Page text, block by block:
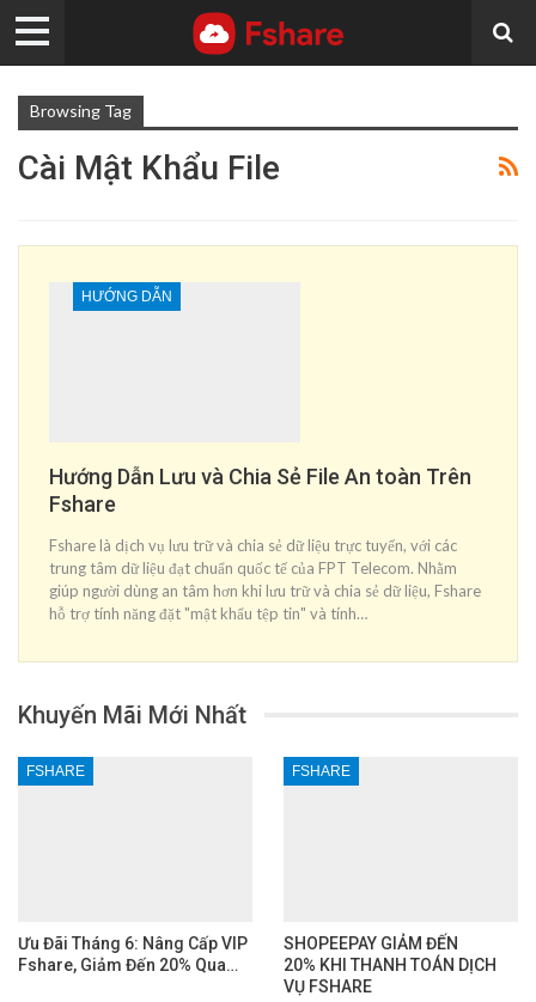
Browsing Tag
Cài Mật Khẩu File
HƯỚNG DẪN
Hướng Dẫn Lưu và Chia Sẻ File An toàn Trên
Fshare
Fshare là dịch vụ lưu trữ và chia sẻ dữ liệu trực tuyến, với các
trung tâm dữ liệu đạt chuẩn quốc tế của FPT Telecom. Nhằm
giúp người dùng an tâm hơn khi lưu trữ và chia sẻ dữ liệu, Fshare
hỗ trợ tính năng đặt "mật khẩu tệp tin" và tính…
Khuyến Mãi Mới Nhất
FSHARE
Ưu Đãi Tháng 6: Nâng Cấp VIP
Fshare, Giảm Đến 20% Qua…
FSHARE
SHOPEEPAY GIẢM ĐẾN
20% KHI THANH TOÁN DỊCH
VỤ FSHARE